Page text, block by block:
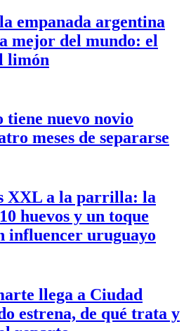
empanada argentina
mejor del mundo: el
limón
tiene nuevo novio
meses de separarse
XXL a la parrilla: la
huevos y un toque
influencer uruguayo
llega a Ciudad
estrena, de qué trata y